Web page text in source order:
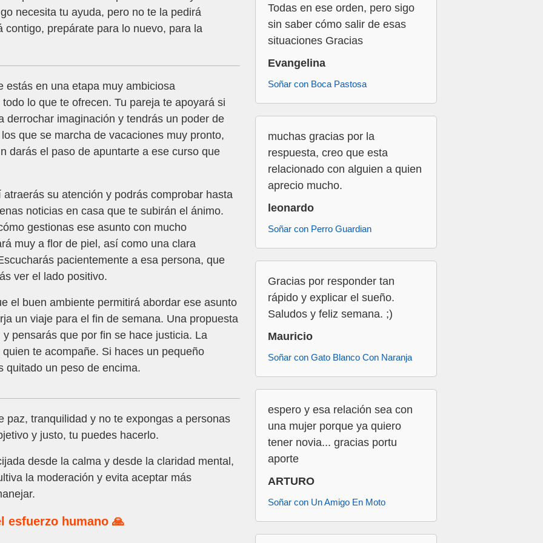
necesita tu ayuda, pero no te la pedirá
contigo, prepárate para lo nuevo, para la
estás en una etapa muy ambiciosa
lo que te ofrecen. Tu pareja te apoyará si
derrochar imaginación y tendrás un poder de
que se marcha de vacaciones muy pronto,
darás el paso de apuntarte a ese curso que
su atención y podrás comprobar hasta
noticias en casa que te subirán el ánimo.
gestionas ese asunto con mucho
muy a flor de piel, así como una clara
pacientemente a esa persona, que
ver el lado positivo.
el buen ambiente permitirá abordar ese asunto
un viaje para el fin de semana. Una propuesta
pensarás que por fin se hace justicia. La
te acompañe. Si haces un pequeño
quitado un peso de encima.
paz, tranquilidad y no te expongas a personas
y justo, tu puedes hacerlo.
desde la calma y desde la claridad mental,
la moderación y evita aceptar más
esfuerzo humano 🙏
Todas en ese orden, pero sigo
sin saber cómo salir de esas
situaciones Gracias
Evangelina
Soñar con Boca Pastosa
muchas gracias por la
respuesta, creo que esta
relacionado con alguien a quien
aprecio mucho.
leonardo
Soñar con Perro Guardian
Gracias por responder tan
rápido y explicar el sueño.
Saludos y feliz semana. ;)
Mauricio
Soñar con Gato Blanco Con Naranja
espero y esa relación sea con
una mujer porque ya quiero
tener novia... gracias portu
aporte
ARTURO
Soñar con Un Amigo En Moto